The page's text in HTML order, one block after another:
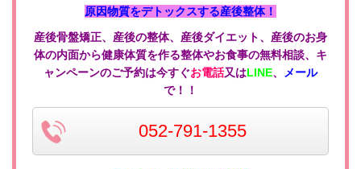
原因物質をデトックスする産後整体！
産後骨盤矯正、産後の整体、産後ダイエット、産後のお身
体の内面から健康体質を作る整体やお食事の無料相談、キ
ャンペーンのご予約は今すぐお電話又はLINE、
メール
で！！
052-791-1355